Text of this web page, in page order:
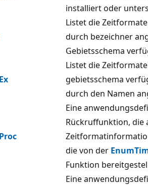
installiert oder
Listet die
durch bezeichner
Gebietsschema
Listet die
gebietsschema
durch den Namen
Eine
Rückruffunktion, die
die von der
Funktion
Eine